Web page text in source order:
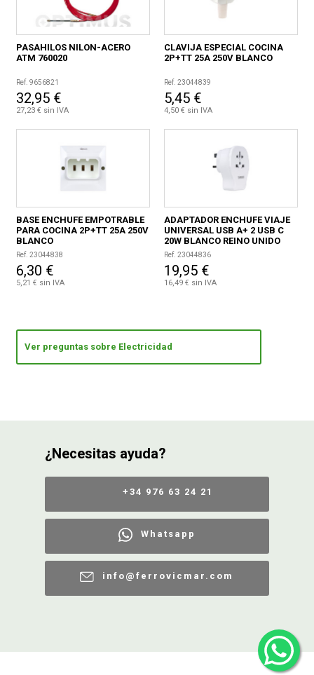
PASAHILOS NILON-ACERO
ATM 760020
Ref. 9656821
32,95 €
27,23 € sin IVA
CLAVIJA ESPECIAL COCINA
2P+TT 25A 250V BLANCO
Ref. 23044839
5,45 €
4,50 € sin IVA
BASE ENCHUFE EMPOTRABLE
PARA COCINA 2P+TT 25A 250V
BLANCO
Ref. 23044838
6,30 €
5,21 € sin IVA
ADAPTADOR ENCHUFE VIAJE
UNIVERSAL USB A+ 2 USB C
20W BLANCO REINO UNIDO
Ref. 23044836
19,95 €
16,49 € sin IVA
Ver preguntas sobre Electricidad
¿Necesitas ayuda?
+34 976 63 24 21
Whatsapp
info@ferrovicmar.com